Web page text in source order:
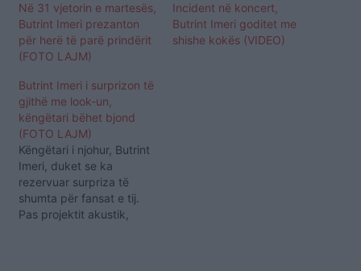
Në 31 vjetorin e martesës,
Butrint Imeri prezanton
për herë të parë prindërit
(FOTO LAJM)
Incident në koncert,
Butrint Imeri goditet me
shishe kokës (VIDEO)
Butrint Imeri i surprizon të
gjithë me look-un,
këngëtari bëhet bjond
(FOTO LAJM)
Këngëtari i njohur, Butrint
Imeri, duket se ka
rezervuar surpriza të
shumta për fansat e tij.
Pas projektit akustik,